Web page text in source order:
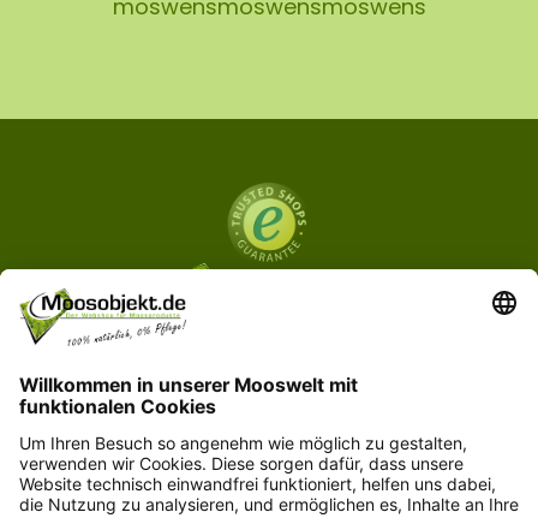
moswensmoswensmoswens
Kontakt
+49 15203504101